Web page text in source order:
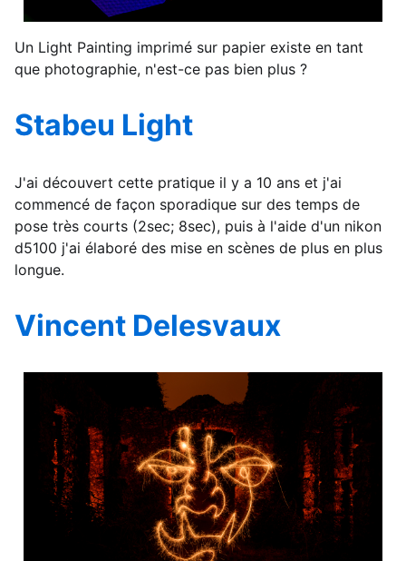
Un Light Painting imprimé sur papier existe en tant
que photographie, n'est-ce pas bien plus ?
Stabeu Light
J'ai découvert cette pratique il y a 10 ans et j'ai
commencé de façon sporadique sur des temps de
pose très courts (2sec; 8sec), puis à l'aide d'un nikon
d5100 j'ai élaboré des mise en scènes de plus en plus
longue.
Vincent Delesvaux